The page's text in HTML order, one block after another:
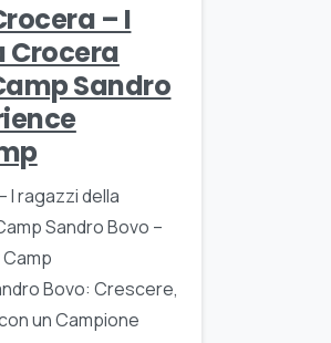
– I
Crocera
Sandro
I ragazzi della
Sandro Bovo –
Camp
Bovo: Crescere,
un Campione